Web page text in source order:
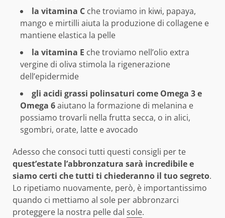
la vitamina C che troviamo in kiwi, papaya,
mango e mirtilli aiuta la produzione di collagene e
mantiene elastica la pelle
la vitamina E che troviamo nell’olio extra
vergine di oliva stimola la rigenerazione
dell’epidermide
gli acidi grassi polinsaturi come Omega 3 e
Omega 6aiutano la formazione di melanina e
possiamo trovarli nella frutta secca, o in alici,
sgombri, orate, latte e avocado
Adesso che consoci tutti questi consigli per te
quest’estate l’abbronzatura sarà incredibile e
siamo certi che tutti ti chiederanno il tuo segreto.
Lo ripetiamo nuovamente, però, è importantissimo
quando ci mettiamo al sole per abbronzarci
proteggere la nostra pelle dal sole.